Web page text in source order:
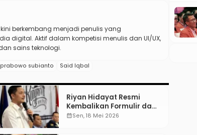
berkembang menjadi penulis yang
digital. Aktif dalam kompetisi menulis dan UI/UX,
sains teknologi.
prabowo subianto Said Iqbal
Riyan Hidayat Resmi
Kembalikan Formulir dan
Berkas Pencalonan Ketua
calendar_monthSen, 18 Mei 2026